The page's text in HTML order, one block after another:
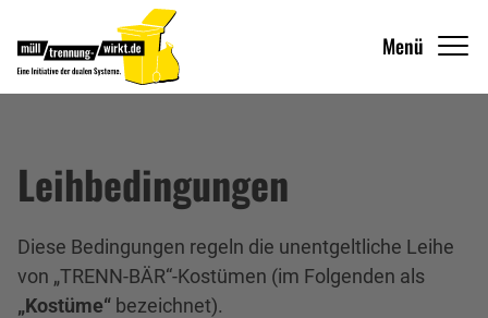
Leihbedingungen
Diese Bedingungen regeln die unentgeltliche Leihe
von „TRENN-BÄR“-Kostümen (im Folgenden als
„Kostüme“ bezeichnet).